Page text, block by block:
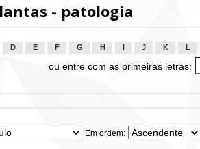
- patologia
D E F G H J K L
ou entre com as primeiras letras:
Em ordem: